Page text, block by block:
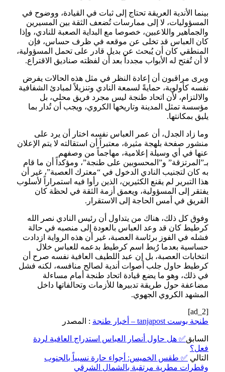
بينما الأندية العريقة تحتاج إلى ثبات في القيادة، ووضوح في
المسؤوليات، لا إلى ممارسات تُضعف الثقة بين المسيرين
والجماهير واللاعبين، خصوصا مع البداية الصعبة للنادي، وإذا
كان العباس قد تخلى عن موقعه في ظرف حساس، فإن
المنطقي كان أن يُبحث عن بديل قادر على تحمل المسؤولية،
لا أن تُفتح له الأبواب مجدداً بعد أن لفظته صناديق الاقتراع.
ويرى مراقبون أن إعادة النظر في مثل هذه الحالات يفرض
نفسه كأولوية، حمايةً لسمعة النادي وتنزيلاً لمبادئ الشفافية
والالتزام، لأن اتحاد طنجة ليس مجرد فريق محلي، بل
مؤسسة تمثل المدينة وتاريخها الكروي، ويجب أن تُدار بما
يليق بمكانتها.
وما زاد الجدل، أن عمر العباس نفسه اختار أن يرد على
منشور صفحة بلهجة مثيرة، معتبراً أن استقالته لا يتم الإعلان
عنها في أي وسيلة إعلامية، مهاجماً من وصفهم
بـ”المرتزقة” و”المحسوبين على طنجة”، ومؤكداً أن ما قام
به كان لتجنيب النادي الدخول في “معترك العصبة”، غير أن
هذا التبرير لم يقنع الكثيرين، الذين رأوا فيه استمراراً لأسلوب
يفتقر إلى المسؤولية، ويعمق أزمة الثقة في لحظة كان
الفريق في أمس الحاجة إلى الاستقرار.
وفوق كل ذلك، هناك من يتداول أن رئيس النادي نصر الله
كرطيط كان قد وعد العباس بالعودة إلى منصبه في حالة
فشله في الفوز برئاسة العصبة، غير أن هذه الرواية ازدادت
حساسية بعدما رُبط اسم كرطيط بدعمه للعباس خلال
انتخابات العصبة، بل إن عبد اللطيف العافية نفسه صرح أن
كرطيط حاول جلب أصوات أندية لصالح منافسه، لكنه فشل
في ذلك، وهو ما يضع قيادة اتحاد طنجة أمام مساءلة
مضاعفة حول طريقة تدبيرها للأزمات وتحالفاتها داخل
المشهد الكروي الجهوي.
[ad_2]
طنجة بوست tanjapost – أخبار طنجة
: المصدر
السابق✅ هل حاول أنصار العباس استدراج العافية لردة
فعل؟
التالي ✅ طقس الخميس: أجواء حارة نسبياً بالجنوب
وقطرات مطرية مرتقبة بالشمال الشرقي